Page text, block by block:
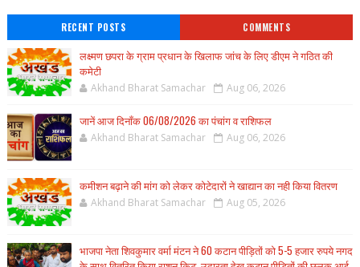
RECENT POSTS COMMENTS
लक्ष्मण छपरा के ग्राम प्रधान के खिलाफ जांच के लिए डीएम ने गठित की
कमेटी
Akhand Bharat Samachar Aug 06, 2026
जानें आज दिनाँक 06/08/2026 का पंचांग व राशिफल
Akhand Bharat Samachar Aug 06, 2026
कमीशन बढ़ाने की मांग को लेकर कोटेदारों ने खाद्यान का नही किया वितरण
Akhand Bharat Samachar Aug 05, 2026
भाजपा नेता शिवकुमार वर्मा मंटन ने 60 कटान पीड़ितों को 5-5 हजार रुपये नगद